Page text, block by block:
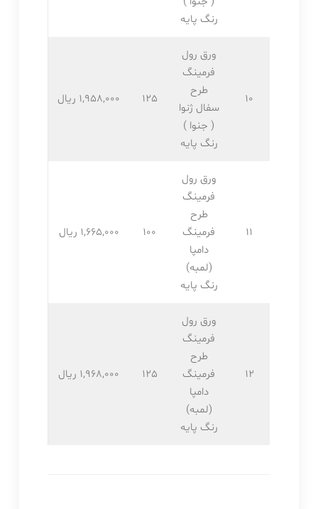
رنگ پایه
10
ورق رول
فرمینگ
طرح
سفال ژنوا
( جنوا )
رنگ پایه
125 1,958,۰۰۰ ریال
11
ورق رول
فرمینگ
طرح
فرمینگ
دامپا
(لمبه)
رنگ پایه
100 1,665,۰۰۰ ریال
12
ورق رول
فرمینگ
طرح
فرمینگ
دامپا
(لمبه)
رنگ پایه
125 1,968,۰۰۰ ریال